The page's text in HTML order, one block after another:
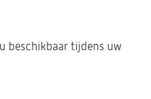
beschikbaar tijdens uw